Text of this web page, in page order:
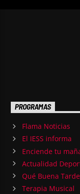
PROGRAMAS
Flama Noticias
El IESS informa
Enciende tu
Actualidad
Qué Buena Tarde
Terapia Musical